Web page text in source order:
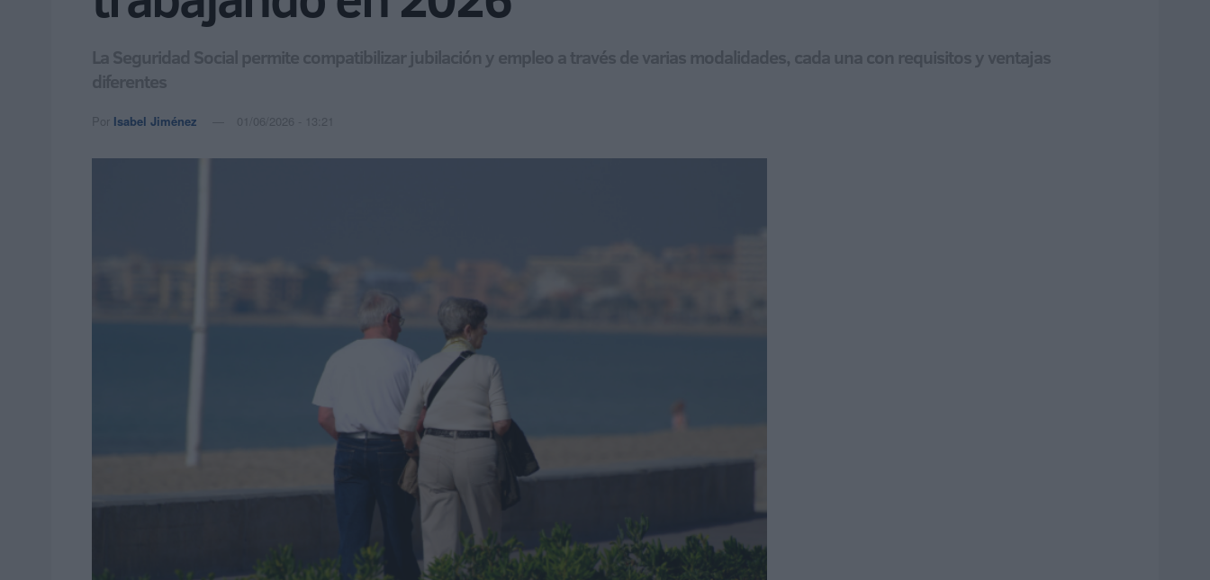
La Seguridad Social permite compatibilizar jubilación y empleo a través de varias modalidades, cada una con requisitos y ventajas
diferentes
Por Isabel Jiménez 01/06/2026 - 13:21